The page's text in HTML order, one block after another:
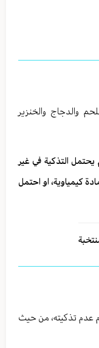
والدجاج والخنزير
التذکیة في غير
كيمياوية، او احتمل
عدم تذكيته، من حيث